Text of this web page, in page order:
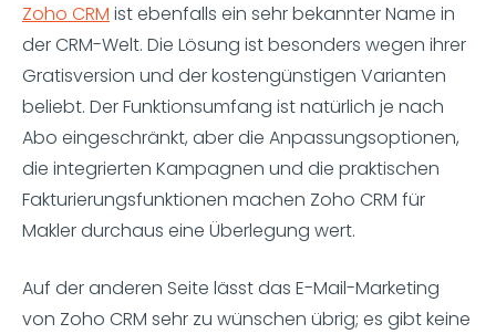
Zoho CRM ist ebenfalls ein sehr bekannter Name in
der CRM-Welt. Die Lösung ist besonders wegen ihrer
Gratisversion und der kostengünstigen Varianten
beliebt. Der Funktionsumfang ist natürlich je nach
Abo eingeschränkt, aber die Anpassungsoptionen,
die integrierten Kampagnen und die praktischen
Fakturierungsfunktionen machen Zoho CRM für
Makler durchaus eine Überlegung wert.
Auf der anderen Seite lässt das E-Mail-Marketing
von Zoho CRM sehr zu wünschen übrig; es gibt keine